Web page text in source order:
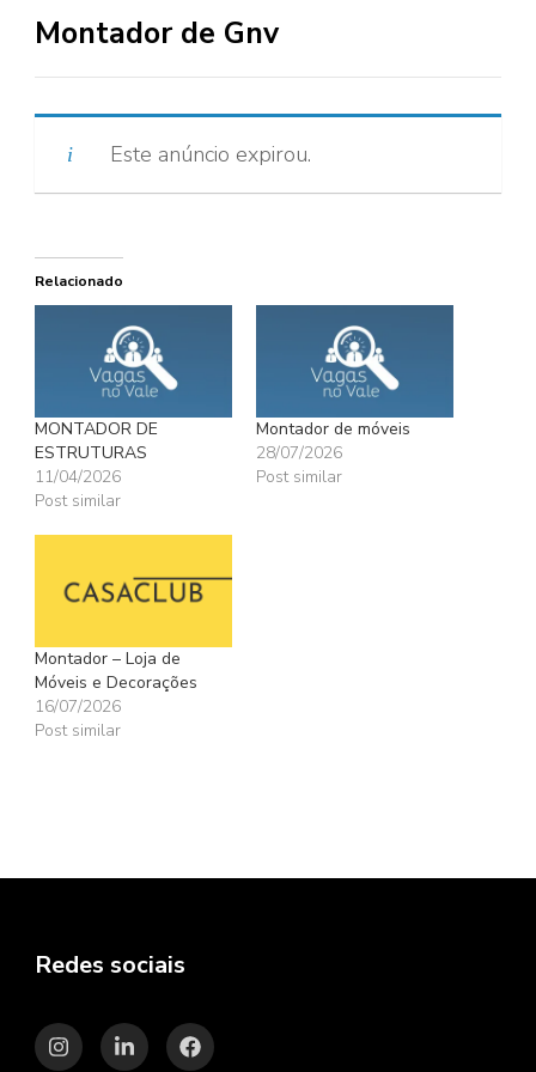
Montador de Gnv
Este anúncio expirou.
Relacionado
MONTADOR DE
ESTRUTURAS
11/04/2026
Post similar
Montador de móveis
28/07/2026
Post similar
Montador – Loja de
Móveis e Decorações
16/07/2026
Post similar
Redes sociais